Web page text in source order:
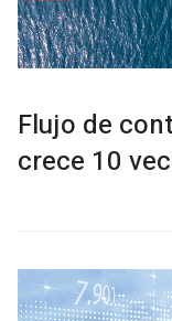
Flujo de
crece 10